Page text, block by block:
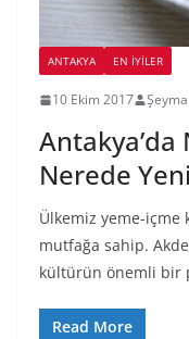
ANTAKYA EN İYILER
10 Ekim 2017
Antakya’da
Nerede
Ülkemiz yeme-içme
mutfağa sahip.
kültürün önemli bir
Read More